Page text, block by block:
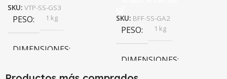
SKU: VTP-SS-GS3
PESO 1 kg
DIMENSIONES
10 × 10 × 10 cm
SKU: BFF-SS-GA2
PESO 1 kg
DIMENSIONES